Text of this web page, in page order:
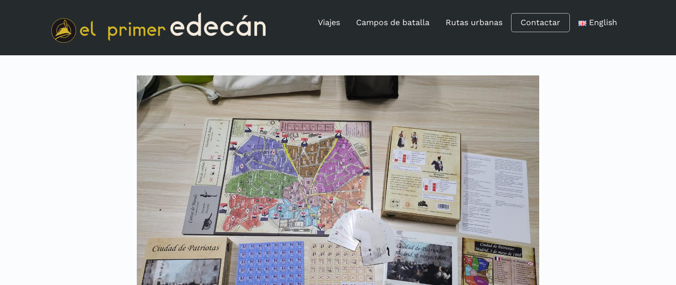
Viajes Campos de batalla Rutas urbanas Contactar English